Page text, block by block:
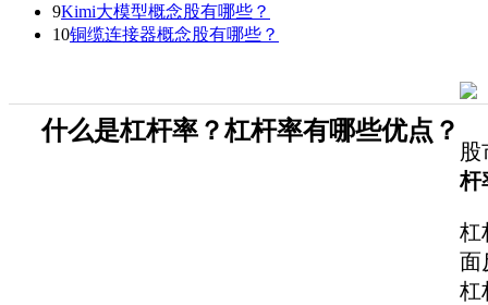
9Kimi大模型概念股有哪些？
10铜缆连接器概念股有哪些？
什么是杠杆率？杠杆率有哪些优点？
股
杆
杠
面
杠